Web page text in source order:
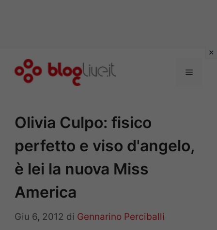
Menu
Olivia Culpo: fisico
perfetto e viso d'angelo,
è lei la nuova Miss
America
Giu 6, 2012 di Gennarino Perciballi